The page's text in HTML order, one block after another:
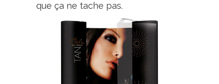
que ça ne tache pas.